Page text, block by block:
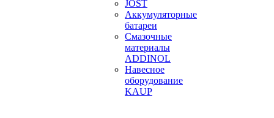
JOST
Аккумуляторные
батареи
Смазочные
материалы
ADDINOL
Навесное
оборудование
KAUP